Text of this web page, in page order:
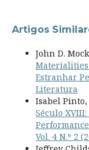
Artigos
John D.
Materialities
Estranhar
Literatura
Isabel Pinto,
Século
Performance
Vol. 4 N.º 2